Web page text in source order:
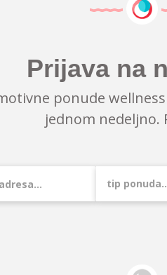
Prijava na
ponude
jednom nedeljno.